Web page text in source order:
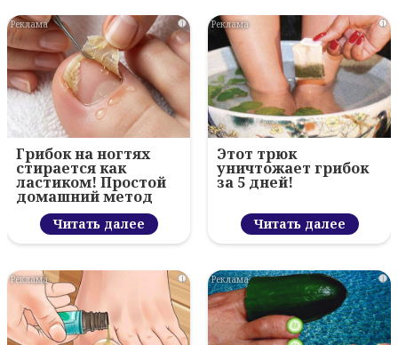
i
Грибок на ногтях
стирается как
ластиком! Простой
домашний метод
Читать далее
i
Этот трюк
уничтожает грибок
за 5 дней!
Читать далее
i i